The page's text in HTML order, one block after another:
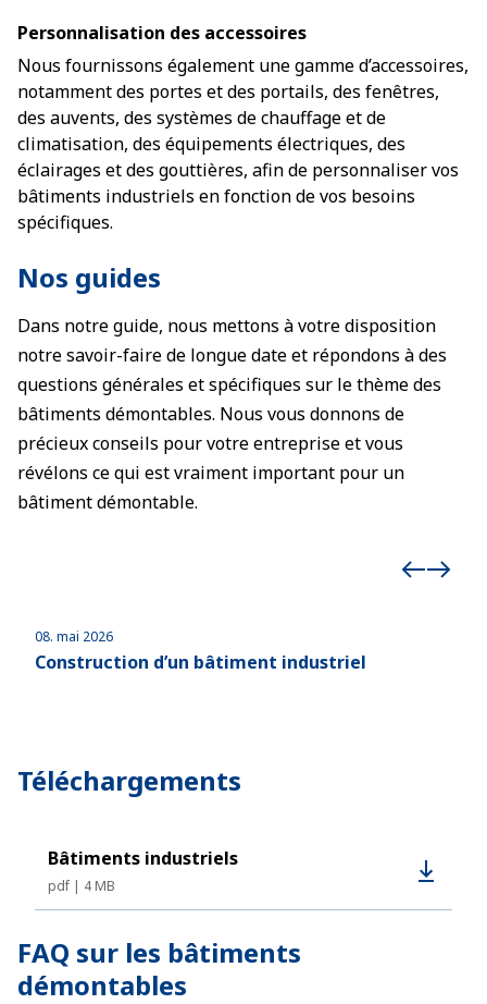
Personnalisation des accessoires
Nous fournissons également une gamme d’accessoires,
notamment des portes et des portails, des fenêtres,
des auvents, des systèmes de chauffage et de
climatisation, des équipements électriques, des
éclairages et des gouttières, afin de personnaliser vos
bâtiments industriels en fonction de vos besoins
spécifiques.
Nos guides
Dans notre guide, nous mettons à votre disposition
notre savoir-faire de longue date et répondons à des
questions générales et spécifiques sur le thème des
bâtiments démontables. Nous vous donnons de
précieux conseils pour votre entreprise et vous
révélons ce qui est vraiment important pour un
bâtiment démontable.
08. mai 2026
Construction d’un bâtiment industriel
Téléchargements
Bâtiments industriels
pdf 4 MB
FAQ sur les bâtiments
démontables